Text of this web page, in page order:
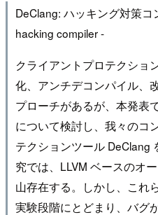
DeClang: ハッキング対策コ
hacking compiler -
クライアントプロテクショ
化、アンチデコンパイル、
プローチがあるが、本発表
について検討し、我々のコ
テクションツール DeClang
究では、LLVM ベースのオ
山存在する。しかし、これ
実験段階にとどまり、バグ